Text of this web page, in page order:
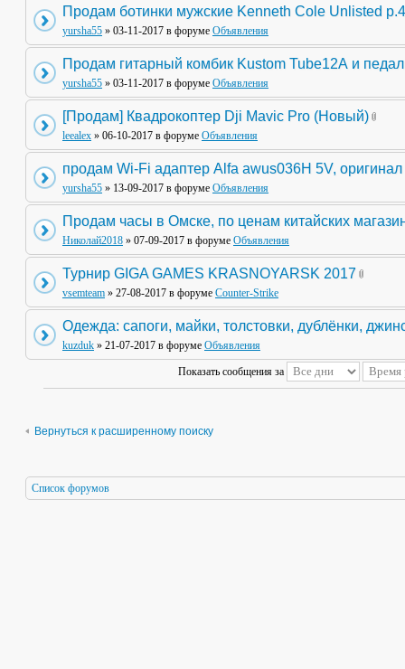
Продам ботинки мужские Kenneth Cole Unlisted
yursha55 » 03-11-2017 в форуме Объявления
Продам гитарный комбик Kustom Tube12А и
yursha55 » 03-11-2017 в форуме Объявления
[Продам] Квадрокоптер Dji Mavic Pro (Новый)
leealex » 06-10-2017 в форуме Объявления
продам Wi-Fi адаптер Alfa awus036H 5V, оригинал
yursha55 » 13-09-2017 в форуме Объявления
Продам часы в Омске, по ценам китайских
Николай2018 » 07-09-2017 в форуме Объявления
Турнир GIGA GAMES KRASNOYARSK 2017
vsemteam » 27-08-2017 в форуме Counter-Strike
Одежда: сапоги, майки, толстовки, дублёнки,
kuzduk » 21-07-2017 в форуме Объявления
Показать сообщения за
Вернуться к расширенному поиску
Список форумов